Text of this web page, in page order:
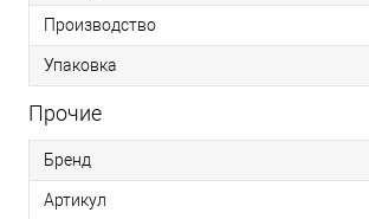
Производство
Упаковка
Прочие
Бренд
Артикул